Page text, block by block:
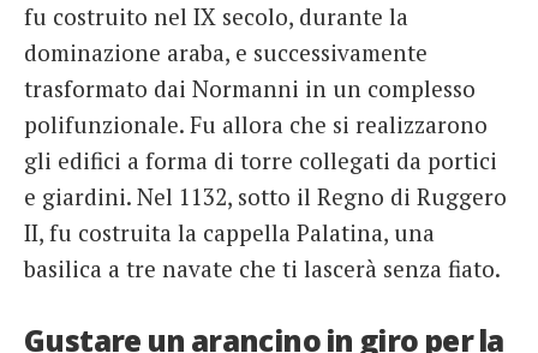
fu costruito nel IX secolo, durante la
dominazione araba, e successivamente
trasformato dai Normanni in un complesso
polifunzionale. Fu allora che si realizzarono
gli edifici a forma di torre collegati da portici
e giardini. Nel 1132, sotto il Regno di Ruggero
II, fu costruita la cappella Palatina, una
basilica a tre navate che ti lascerà senza fiato.
Gustare un arancino in giro per la